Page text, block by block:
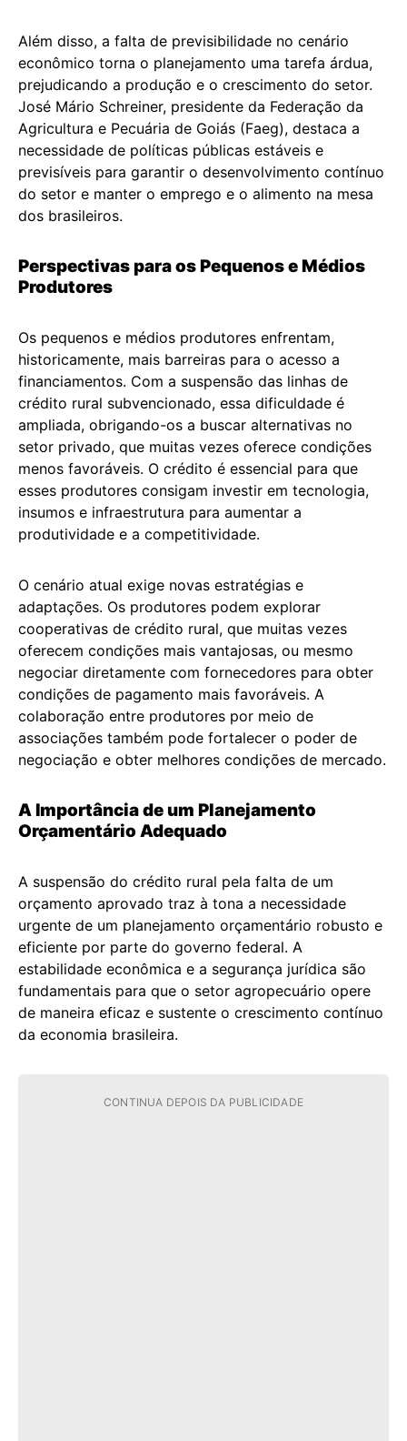
Além disso, a falta de previsibilidade no cenário
econômico torna o planejamento uma tarefa árdua,
prejudicando a produção e o crescimento do setor.
José Mário Schreiner, presidente da Federação da
Agricultura e Pecuária de Goiás (Faeg), destaca a
necessidade de políticas públicas estáveis e
previsíveis para garantir o desenvolvimento contínuo
do setor e manter o emprego e o alimento na mesa
dos brasileiros.
Perspectivas para os Pequenos e Médios
Produtores
Os pequenos e médios produtores enfrentam,
historicamente, mais barreiras para o acesso a
financiamentos. Com a suspensão das linhas de
crédito rural subvencionado, essa dificuldade é
ampliada, obrigando-os a buscar alternativas no
setor privado, que muitas vezes oferece condições
menos favoráveis. O crédito é essencial para que
esses produtores consigam investir em tecnologia,
insumos e infraestrutura para aumentar a
produtividade e a competitividade.
O cenário atual exige novas estratégias e
adaptações. Os produtores podem explorar
cooperativas de crédito rural, que muitas vezes
oferecem condições mais vantajosas, ou mesmo
negociar diretamente com fornecedores para obter
condições de pagamento mais favoráveis. A
colaboração entre produtores por meio de
associações também pode fortalecer o poder de
negociação e obter melhores condições de mercado.
A Importância de um Planejamento
Orçamentário Adequado
A suspensão do crédito rural pela falta de um
orçamento aprovado traz à tona a necessidade
urgente de um planejamento orçamentário robusto e
eficiente por parte do governo federal. A
estabilidade econômica e a segurança jurídica são
fundamentais para que o setor agropecuário opere
de maneira eficaz e sustente o crescimento contínuo
da economia brasileira.
CONTINUA DEPOIS DA PUBLICIDADE